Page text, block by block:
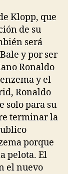
Klopp, que
de su
será
y por ser
Ronaldo
y el
Ronaldo
solo para su
terminar la
porque
pelota. El
el nuevo